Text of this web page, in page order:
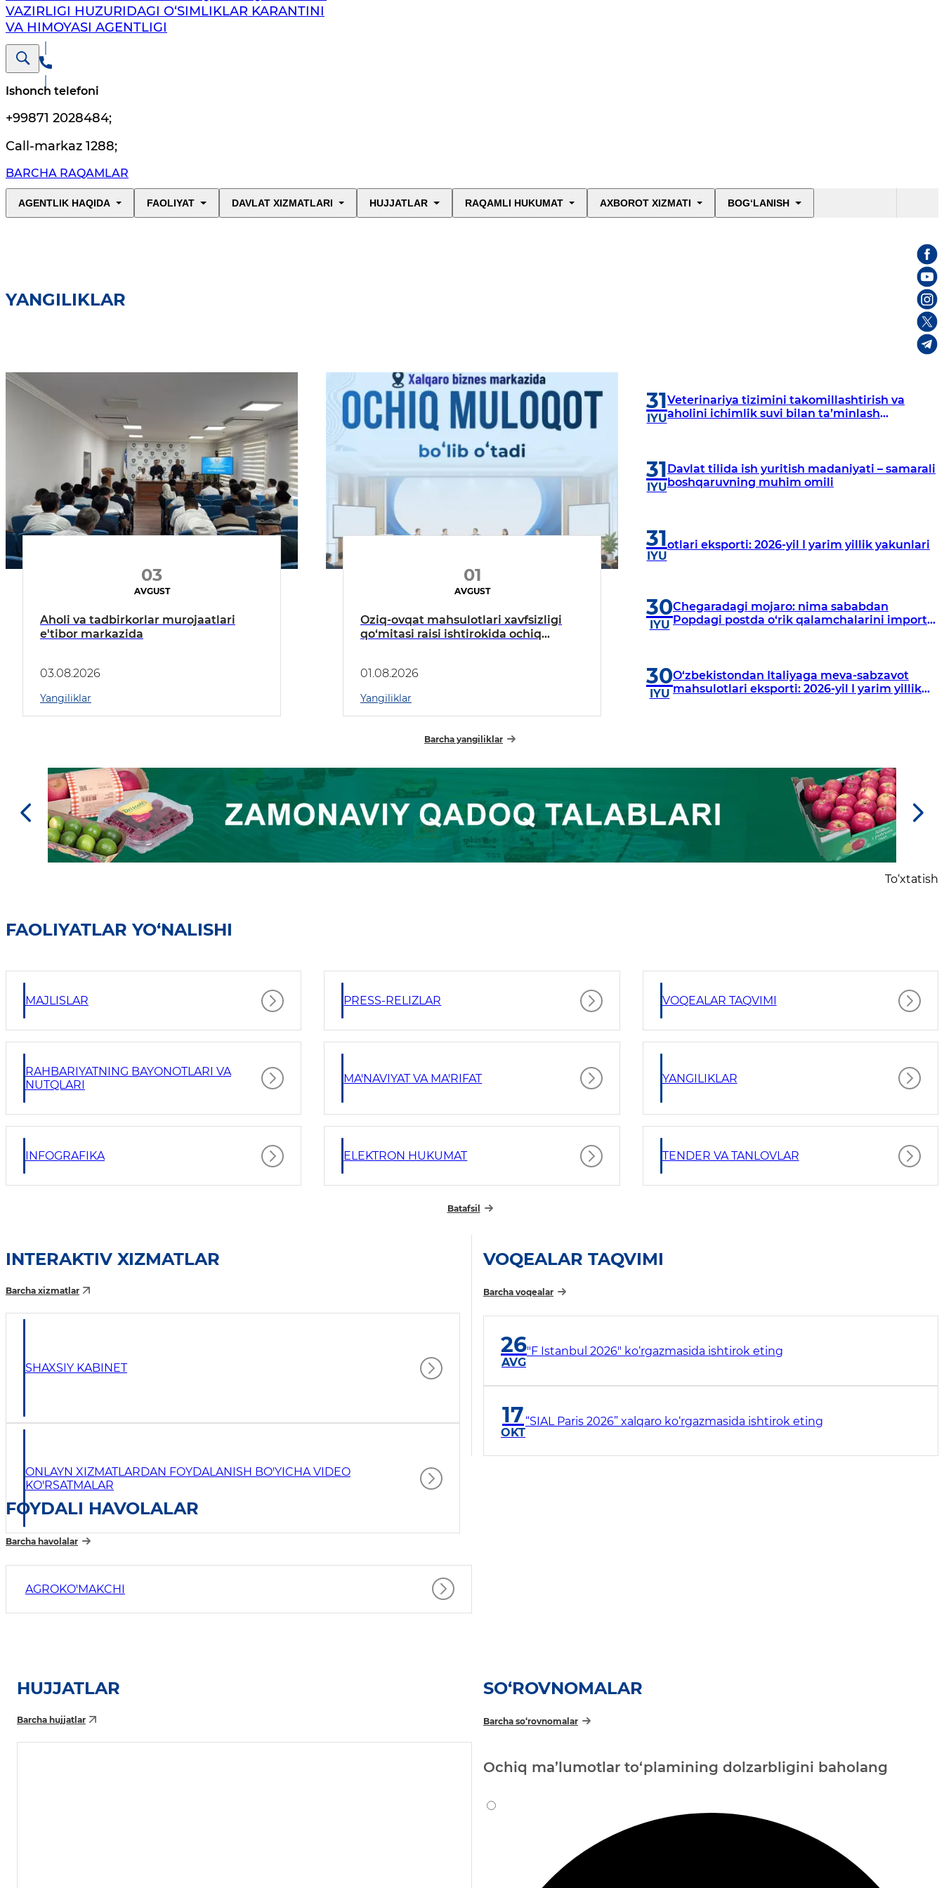
VAZIRLIGI HUZURIDAGI O‘SIMLIKLAR KARANTINI
VA HIMOYASI AGENTLIGI
Ishonch telefoni
+99871 2028484;
Call-markaz 1288;
BARCHA RAQAMLAR
AGENTLIK HAQIDA FAOLIYAT DAVLAT XIZMATLARI HUJJATLAR RAQAMLI HUKUMAT AXBOROT XIZMATI BOG‘LANISH
YANGILIKLAR
03
AVGUST
Aholi va tadbirkorlar murojaatlari
e'tibor markazida
03.08.2026
Yangiliklar
01
AVGUST
Oziq-ovqat mahsulotlari xavfsizligi
qo‘mitasi raisi ishtirokida ochiq
01.08.2026
Yangiliklar
31
IYU
Veterinariya tizimini takomillashtirish va
aholini ichimlik suvi bilan taʼminlash
31
IYU
Davlat tilida ish yuritish madaniyati – samarali
boshqaruvning muhim omili
31
IYU
otlari eksporti: 2026-yil I yarim yillik yakunlari
30
IYU
Chegaradagi mojaro: nima sababdan
Popdagi postda o‘rik qalamchalarini import
30
IYU
O‘zbekistondan Italiyaga meva-sabzavot
mahsulotlari eksporti: 2026-yil I yarim yillik
Barcha yangiliklar
To‘xtatish
FAOLIYATLAR YO‘NALISHI
MAJLISLAR PRESS-RELIZLAR VOQEALAR TAQVIMI
RAHBARIYATNING BAYONOTLARI VA
NUTQLARI
MA'NAVIYAT VA MA'RIFAT YANGILIKLAR
INFOGRAFIKA ELEKTRON HUKUMAT TENDER VA TANLOVLAR
Batafsil
INTERAKTIV XIZMATLAR
Barcha xizmatlar
SHAXSIY KABINET
ONLAYN XIZMATLARDAN FOYDALANISH BO'YICHA VIDEO
KO'RSATMALAR
VOQEALAR TAQVIMI
Barcha voqealar
26
AVG
"F Istanbul 2026" ko‘rgazmasida ishtirok eting
17
OKT
“SIAL Paris 2026” xalqaro ko‘rgazmasida ishtirok eting
FOYDALI HAVOLALAR
Barcha havolalar
AGROKO'MAKCHI
HUJJATLAR
Barcha hujjatlar
SO‘ROVNOMALAR
Barcha so‘rovnomalar
Ochiq ma’lumotlar to‘plamining dolzarbligini baholang